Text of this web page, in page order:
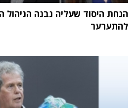
הנחת היסוד שעליה נבנה הניהול
להתערער